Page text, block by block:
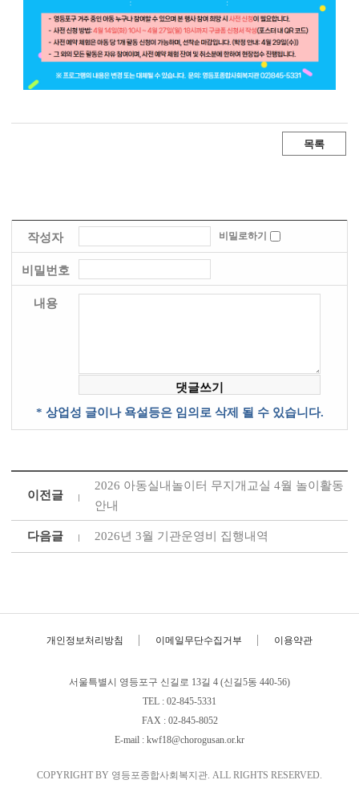
목록
작성자 비밀로하기
비밀번호
내용
* 상업성 글이나 욕설등은 임의로 삭제 될 수 있습니다.
이전글
2026 아동실내놀이터 무지개교실 4월 놀이활동
안내
다음글 2026년 3월 기관운영비 집행내역
개인정보처리방침 이메일무단수집거부 이용약관
서울특별시 영등포구 신길로 13길 4 (신길5동 440-56)
TEL : 02-845-5331
FAX : 02-845-8052
E-mail : kwf18@chorogusan.or.kr
COPYRIGHT BY 영등포종합사회복지관. ALL RIGHTS RESERVED.